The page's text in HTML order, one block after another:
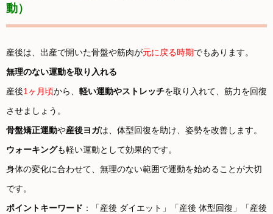
動）
産後は、出産で開いた骨盤や筋肉が元に戻る時期でもあります。
無理のない運動を取り入れる
産後1ヶ月頃から、 軽い運動やストレッチを取り入れて、筋力を回復
させましょう。
骨盤矯正運動や産後ヨガは、体型回復を助け、姿勢を改善します。
ウォーキングも軽い運動として効果的です。
身体の変化に合わせて、無理のない範囲で運動を始めることが大切
です。
ポイントキーワード ：「産後 ダイエット」「産後 体型回復」「産後